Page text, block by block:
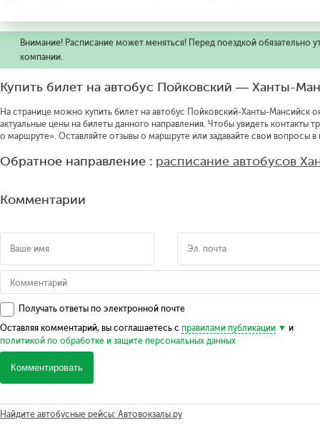
Внимание! Расписание может меняться! Перед поездкой обязательно
компании.
Купить билет на автобус Пойковский — Ханты-
На странице можно купить билет на автобус Пойковский-Ханты-Мансийск
актуальные цены на билеты данного направления. Чтобы увидеть контакты
о маршруте». Оставляйте отзывы о маршруте или задавайте свои вопросы
Обратное направление : расписание автобусов
Комментарии
Получать ответы по электронной почте
Оставляя комментарий, вы соглашаетесь с правилами публикации
и
политикой по обработке и защите персональных данных
Комментировать
Найдите автобусные рейсы: Автовокзалы.ру